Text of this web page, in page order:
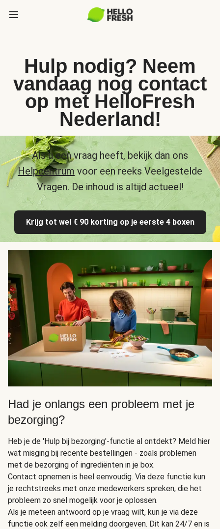
Hulp nodig? Neem
vandaag nog contact
op met HelloFresh
Nederland!
Als u een vraag heeft, bekijk dan ons
Helpcentrum voor een reeks Veelgestelde
Vragen. De inhoud is altijd actueel!
Krijg tot wel € 90 korting op je eerste 4 boxen
Had je onlangs een probleem met je
bezorging?
Heb je de 'Hulp bij bezorging'-functie al ontdekt? Meld hier
wat misging bij recente bestellingen - zoals problemen
met de bezorging of ingrediënten in je box.
Contact opnemen is heel eenvoudig. Via deze functie kun
je rechtstreeks met onze medewerkers spreken, die het
probleem zo snel mogelijk voor je oplossen.
Als je meteen antwoord op je vraag wilt, kun je via deze
functie ook zelf een melding doorgeven. Dit kan 24/7 en is